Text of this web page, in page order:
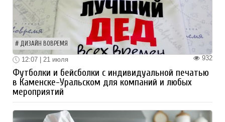
ДИЗАЙН ВОВРЕМЯ
932
12:07 | 21 июля
Футболки и бейсболки с индивидуальной печатью
в Каменске-Уральском для компаний и любых
мероприятий